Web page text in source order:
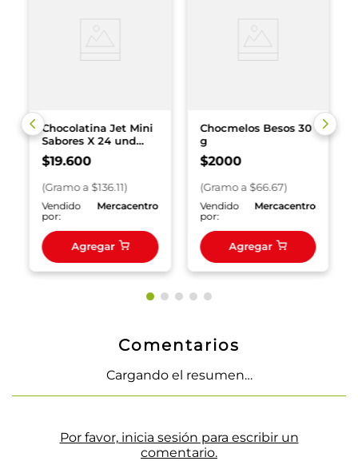
Chocolatina Jet Mini
Sabores X 24 und
Surtida 144 g
$19.600
(Gramoa $136.11)
Vendido
por:
Mercacentro
Agregar
Chocmelos Besos 30
g
$2000
(Gramoa $66.67)
Vendido
por:
Mercacentro
Agregar
Comentarios
Cargando el resumen…
Por favor, inicia sesión para escribir un
comentario.